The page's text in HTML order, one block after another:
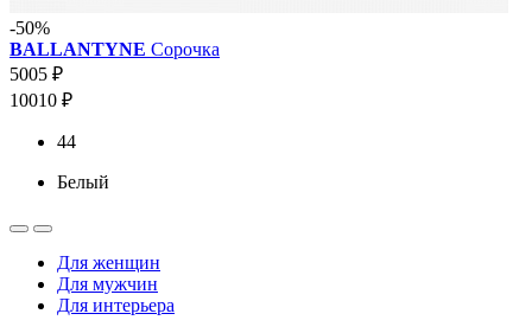
-50%
BALLANTYNE Сорочка
5005 ₽
10010 ₽
44
Белый
Для женщин
Для мужчин
Для интерьера